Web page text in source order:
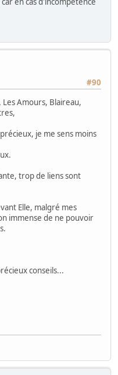
#90
Les Amours, Blaireau,
je me sens moins
trop de liens sont
Elle, malgré mes
immense de ne pouvoir
conseils...